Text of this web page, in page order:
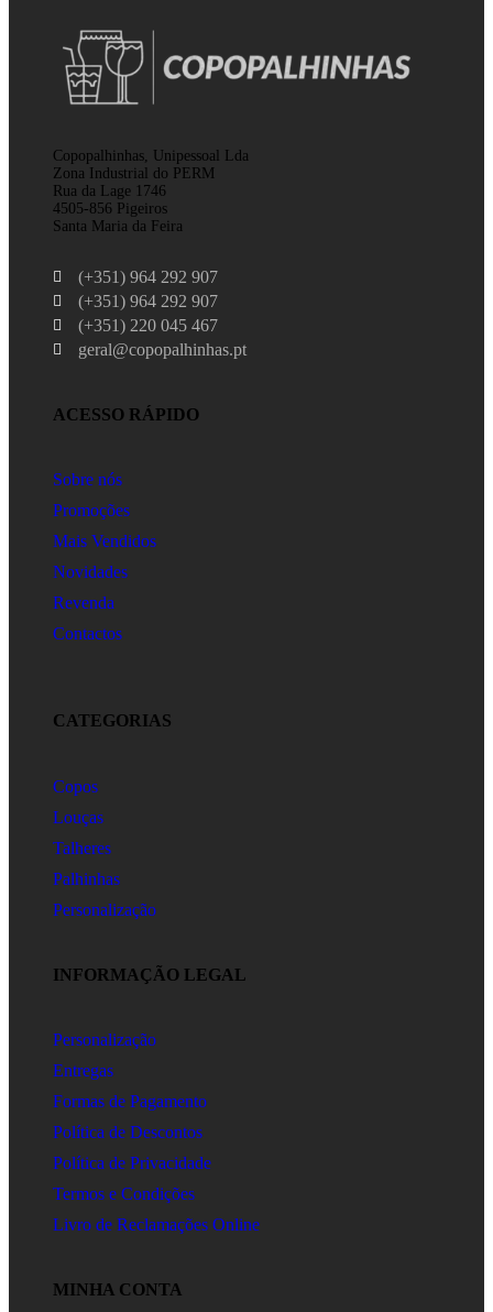
Copopalhinhas, Unipessoal Lda
Zona Industrial do PERM
Rua da Lage 1746
4505-856 Pigeiros
Santa Maria da Feira
(+351) 964 292 907
(+351) 964 292 907
(+351) 220 045 467
geral@copopalhinhas.pt
ACESSO RÁPIDO
Sobre nós
Promoções
Mais Vendidos
Novidades
Revenda
Contactos
CATEGORIAS
Copos
Louças
Talheres
Palhinhas
Personalização
INFORMAÇÃO LEGAL
Personalização
Entregas
Formas de Pagamento
Política de Descontos
Política de Privacidade
Termos e Condições
Livro de Reclamações Online
MINHA CONTA